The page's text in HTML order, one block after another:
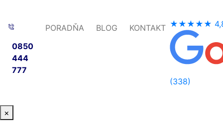
0850
444
777
PORADŇA BLOG KONTAKT ★★★★★
(338)
×